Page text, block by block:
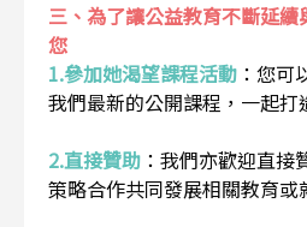
三、為了讓公益教育不斷延
您
1.參加她渴望課程活動 ： 您可
我們最新的公開課程，一起打
2.直接贊助 ： 我們亦歡迎直接
策略合作共同發展相關教育或